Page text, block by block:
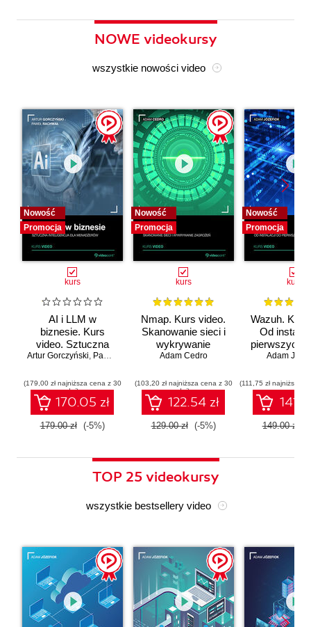
NOWE videokursy
wszystkie nowości video
Nowość
Promocja
kurs
AI i LLM w
biznesie. Kurs
video. Sztuczna
inteligencja dla
Artur Gorczyński Paweł Rachwał
(179,00 zł najniższa cena z 30
dni)
170.05 zł
179.00 zł (-5%)
Nowość
Promocja
kurs
Nmap. Kurs video.
Skanowanie sieci i
wykrywanie
zagrożeń
Adam Cedro
(103,20 zł najniższa cena z 30
dni)
122.54 zł
129.00 zł (-5%)
Nowość
Promocja
kurs
Wazuh. Kurs
Od
pierwszych
Adam
(111,75 zł najniższa
149.00 zł
TOP 25 videokursy
wszystkie bestsellery video